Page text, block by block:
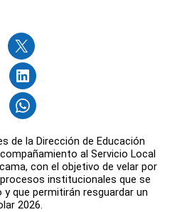
de la Dirección de Educación
al Servicio Local
con el objetivo de velar por
institucionales que se
que permitirán resguardar un
2026.